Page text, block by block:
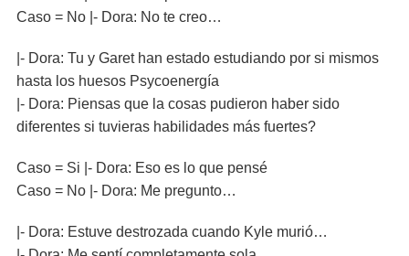
Caso = No |- Dora: No te creo…
|- Dora: Tu y Garet han estado estudiando por si mismos
hasta los huesos Psycoenergía
|- Dora: Piensas que la cosas pudieron haber sido
diferentes si tuvieras habilidades más fuertes?
Caso = Si |- Dora: Eso es lo que pensé
Caso = No |- Dora: Me pregunto…
|- Dora: Estuve destrozada cuando Kyle murió…